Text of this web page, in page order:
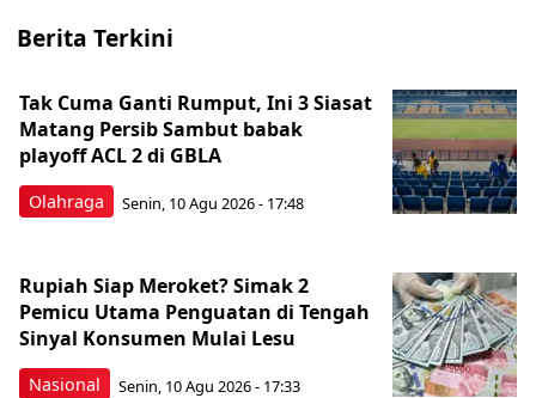
Berita Terkini
Olahraga
Tak Cuma Ganti Rumput, Ini 3 Siasat
Matang Persib Sambut babak
playoff ACL 2 di GBLA
Senin, 10 Agu 2026 - 17:48
Nasional
Rupiah Siap Meroket? Simak 2
Pemicu Utama Penguatan di Tengah
Sinyal Konsumen Mulai Lesu
Senin, 10 Agu 2026 - 17:33